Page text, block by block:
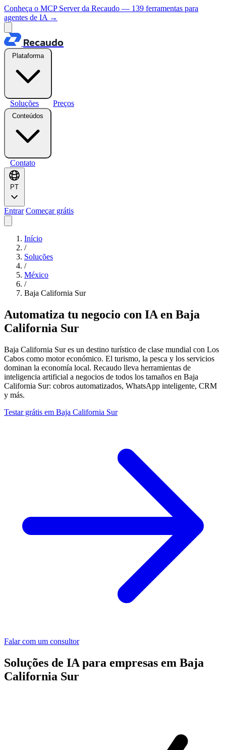
Conheça o MCP Server da Recaudo — 139 ferramentas para
agentes de IA →
Recaudo
Plataforma
Soluções Preços
Conteúdos
Contato
PT
Entrar Começar grátis
Início
/
Soluções
/
México
/
Baja California Sur
Automatiza tu negocio con IA en Baja
California Sur
Baja California Sur es un destino turístico de clase mundial con Los
Cabos como motor económico. El turismo, la pesca y los servicios
dominan la economía local. Recaudo lleva herramientas de
inteligencia artificial a negocios de todos los tamaños en Baja
California Sur: cobros automatizados, WhatsApp inteligente, CRM
y más.
Testar grátis em Baja California Sur
Falar com um consultor
Soluções de IA para empresas em Baja
California Sur